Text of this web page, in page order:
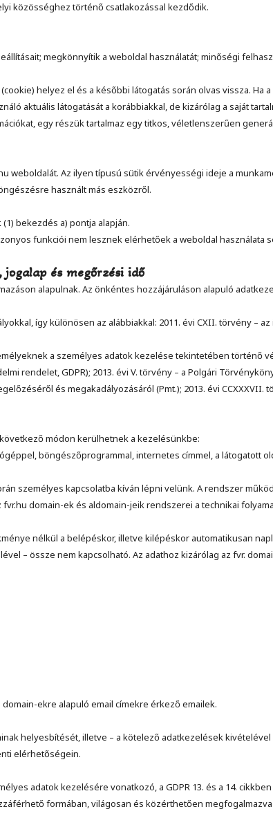
közösséghez történő csatlakozással kezdődik.
megkönnyítik a weboldal használatát; minőségi
helyez el és a későbbi látogatás során olvas vissza. Ha
aktuális látogatását a korábbiakkal, de kizárólag a saját
egy részük tartalmaz egy titkos, véletlenszerűen
weboldalát. Az ilyen típusú sütik érvényességi ideje a
használt más eszközről.
bekezdés a) pontja alapján.
funkciói nem lesznek elérhetőek a weboldal használata
és megőrzési idő
alapulnak. Az önkéntes hozzájáruláson alapuló
így különösen az alábbiakkal: 2011. évi CXII. törvény –
a személyes adatok kezelése tekintetében történő
rendelet, GDPR); 2013. évi V. törvény – a Polgári
és megakadályozásáról (Pmt.); 2013. évi CCXXXVII.
módon kerülhetnek a kezelésünkbe:
böngészőprogrammal, internetes címmel, a látogatott
személyes kapcsolatba kíván lépni velünk. A rendszer
domain-ek és aldomain-jeik rendszerei a technikai
nélkül a belépéskor, illetve kilépéskor automatikusan
– össze nem kapcsolható. Az adathoz kizárólag az fvr.
ekre alapuló email címekre érkező emailek.
helyesbítését, illetve – a kötelező adatkezelések
elérhetőségein.
adatok kezelésére vonatkozó, a GDPR 13. és a 14.
formában, világosan és közérthetően